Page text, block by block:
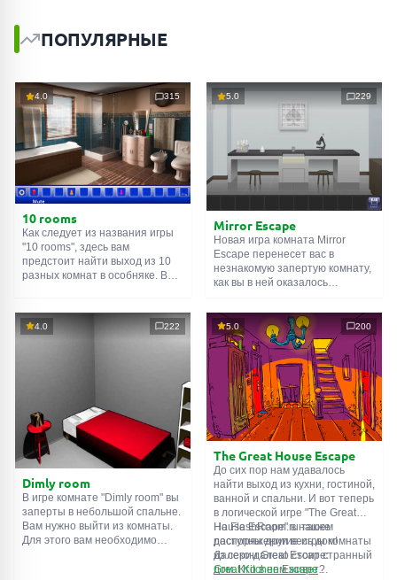
ПОПУЛЯРНЫЕ
4.0 315
10 rooms
Как следует из названия игры
"10 rooms", здесь вам
предстоит найти выход из 10
разных комнат в особняке. В
их, чтобы выйти. Выход из
одной комнаты является
5.0 229
Mirror Escape
Новая игра комната Mirror
Escape перенесет вас в
незнакомую запертую комнату,
как вы в ней оказалось
смекалки попробуйте решить
все, приготовленные авторами
для вас, головоломки и найти
выход на свободу.
Внимательно осмотрите
помещение, возможно вы
сможете найти какие-нибудь
подсказки. Желаем удачи!
4.0 222
Dimly room
В игре комнате "Dimly room" вы
заперты в небольшой спальне.
Вам нужно выйти из комнаты.
Для этого вам необходимо
5.0 200
The Great House Escape
До сих пор нам удавалось
найти выход из кухни, гостиной,
ванной и спальни. И вот теперь
в логической игре "The Great
House Escape" в нашем
распоряжении весь дом!
Далеко-далеко стоит странный
дом. Кто в нем живет?
На FlashRoom.ru также
доступны другие игры комнаты
из серии Great Escape:
Great Kitchen Escape